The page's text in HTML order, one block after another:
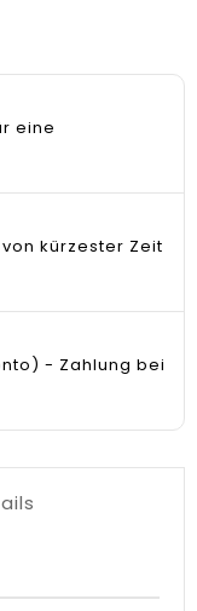
eine
kürzester Zeit
- Zahlung bei